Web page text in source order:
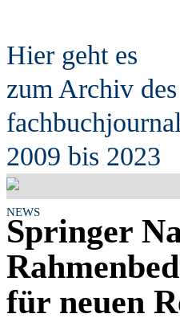
Hier geht es
zum Archiv des
fachb
2009 bis 2023
NEWS
Springer
für neuen